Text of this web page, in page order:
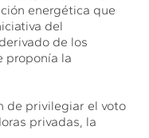
energética que
del
de los
proponía la
de privilegiar el voto
privadas, la